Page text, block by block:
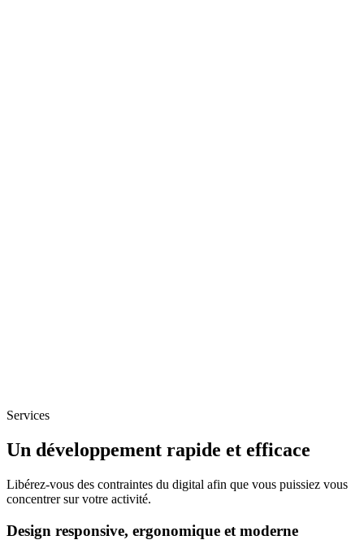
Services
Un développement rapide et efficace
Libérez-vous des contraintes du digital afin que vous puissiez vous
concentrer sur votre activité.
Design responsive, ergonomique et moderne